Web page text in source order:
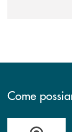
Come
Accedi all' elenco